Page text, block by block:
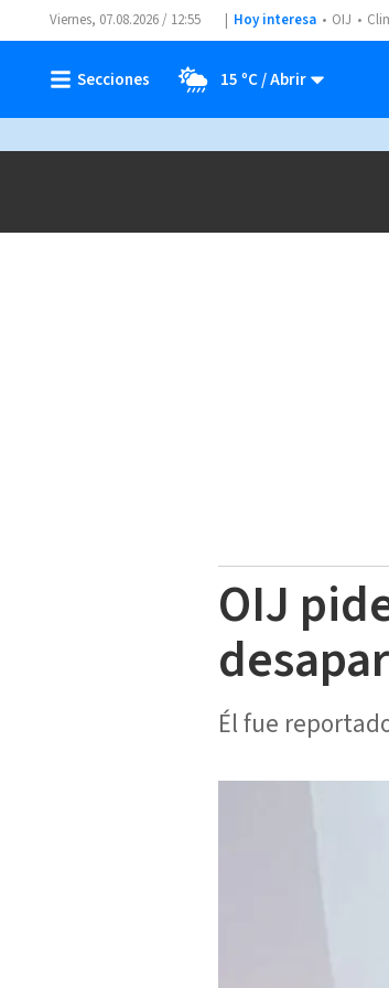
Viernes, 07.08.2026 / 12:55 Hoy interesa OIJ
15 ºC
OIJ
Él fue